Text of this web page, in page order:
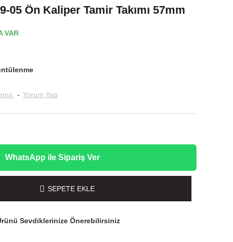
05 Ön Kaliper Tamir Takımı 57mm
VAR
- Yorum Yap
WhatsApp ile Sipariş Ver
SEPETE EKLE
Sevdiklerinize Önerebilirsiniz